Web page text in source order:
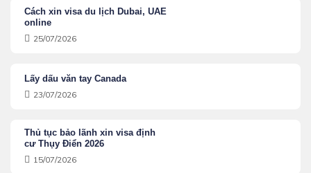
Cách xin visa du lịch Dubai, UAE
online
25/07/2026
Lấy dấu văn tay Canada
23/07/2026
Thủ tục bảo lãnh xin visa định
cư Thụy Điển 2026
15/07/2026